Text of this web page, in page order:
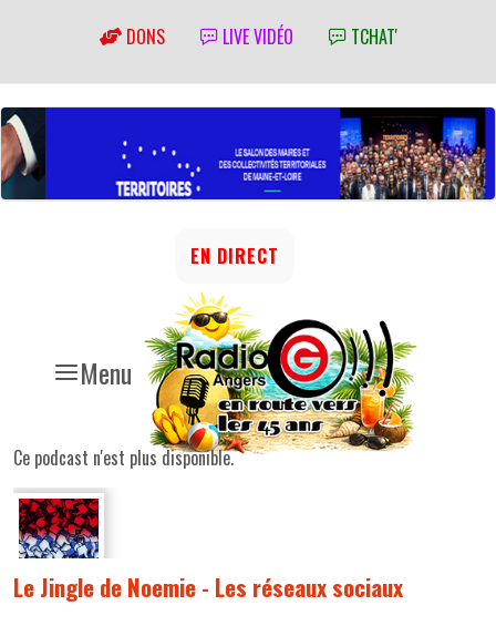
DONS LIVE VIDÉO TCHAT'
Menu
EN DIRECT
Ce podcast n'est plus disponible.
Le Jingle de Noemie - Les réseaux sociaux